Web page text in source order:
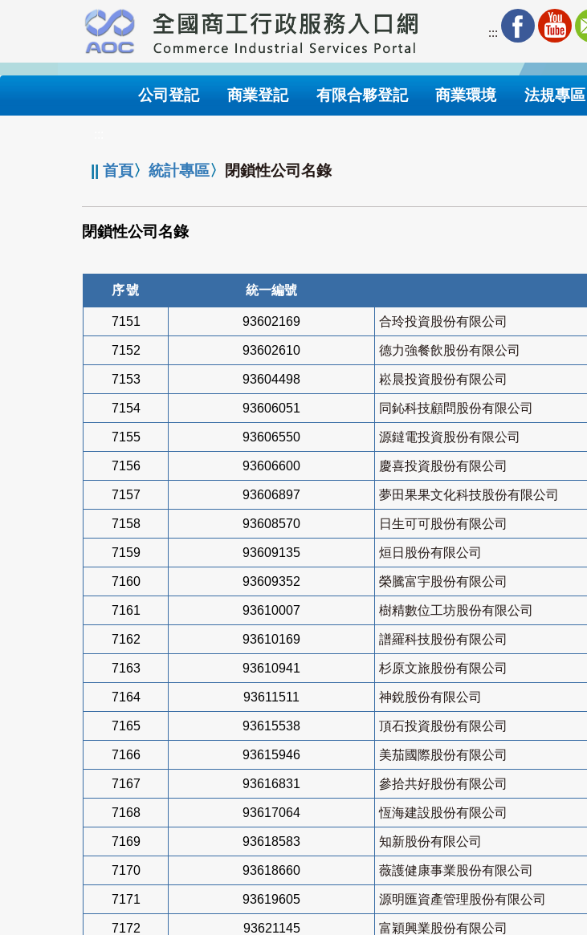
要
內
:::
公司登記 商業登記 有限合夥登記 商業環境 法規專區
||首頁〉統計專區〉 閉鎖性公司名錄
閉鎖性公司名錄
序號 統一編號
7151 93602169 合玲投資股份有限公司
7152 93602610 德力強餐飲股份有限公司
7153 93604498 崧晨投資股份有限公司
7154 93606051 同鈊科技顧問股份有限公司
7155 93606550 源鐽電投資股份有限公司
7156 93606600 慶喜投資股份有限公司
7157 93606897 夢田果果文化科技股份有限公司
7158 93608570 日生可可股份有限公司
7159 93609135 烜日股份有限公司
7160 93609352 榮騰富宇股份有限公司
7161 93610007 樹精數位工坊股份有限公司
7162 93610169 譜羅科技股份有限公司
7163 93610941 杉原文旅股份有限公司
7164 93611511 神銳股份有限公司
7165 93615538 頂石投資股份有限公司
7166 93615946 美茄國際股份有限公司
7167 93616831 參拾共好股份有限公司
7168 93617064 恆海建設股份有限公司
7169 93618583 知新股份有限公司
7170 93618660 薇護健康事業股份有限公司
7171 93619605 源明匯資產管理股份有限公司
7172 93621145 富穎興業股份有限公司